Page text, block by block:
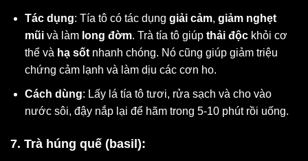
Tác dụng: Tía tô có tác dụng giải cảm, giảm nghẹt
mũivà làm long đờm. Trà tía tô giúp thải độckhỏi cơ
thể và hạ sốtnhanh chóng. Nó cũng giúp giảm triệu
chứng cảm lạnh và làm dịu các cơn ho.
Cách dùng: Lấy lá tía tô tươi, rửa sạch và cho vào
nước sôi, đậy nắp lại để hãm trong 5-10 phút rồi uống.
7. Trà húng quế (basil):